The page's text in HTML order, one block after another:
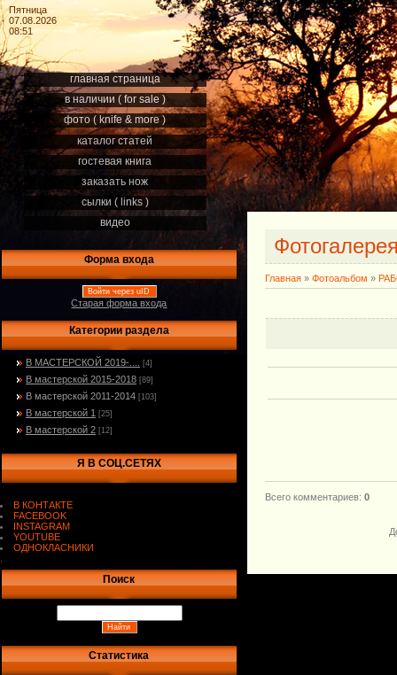
Пятница
07.08.2026
08:51
главная страница
в наличии ( for sale )
фото ( knife & more )
каталог статей
гостевая книга
заказать нож
сылки ( links )
видео
Форма входа
Войти через uID
Старая форма входа
Категории раздела
В МАСТЕРСКОЙ 2019-.... [4]
В мастерской 2015-2018 [89]
В мастерской 2011-2014 [103]
В мастерской 1 [25]
В мастерской 2 [12]
Я В СОЦ.СЕТЯХ
В КОНТАКТЕ
FACEBOOK
INSTAGRAM
YOUTUBE
ОДНОКЛАСНИКИ
Поиск
Статистика
Главная » Фотоальбом »
Всего комментариев: 0